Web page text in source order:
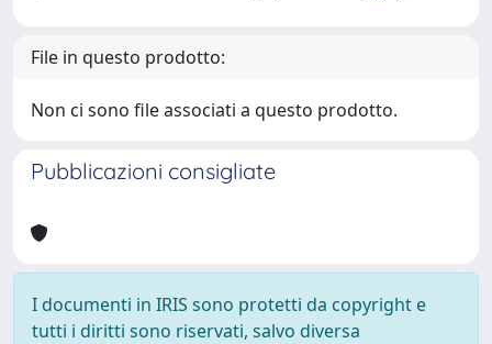
File in questo prodotto:
Non ci sono file associati a questo prodotto.
Pubblicazioni consigliate
I documenti in IRIS sono protetti da copyright e
tutti i diritti sono riservati, salvo diversa